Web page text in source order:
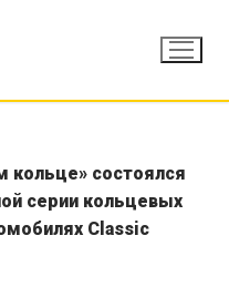
кольце» состоялся
серии кольцевых
Classic